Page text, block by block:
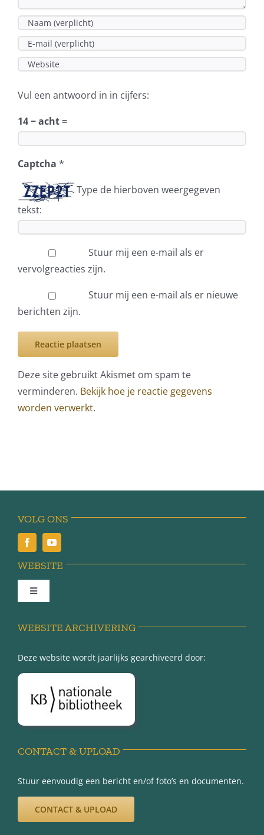
Vul een antwoord in in cijfers:
14 − acht =
Captcha *
Type de hierboven weergegeven
tekst:
Stuur mij een e-mail als er
vervolgreacties zijn.
Stuur mij een e-mail als er nieuwe
berichten zijn.
Deze site gebruikt Akismet om spam te
verminderen. Bekijk hoe je reactie gegevens
worden verwerkt.
VOLG ONS
WEBSITE
Toggle
Over Minnertsga
Disclaimer
WEBSITE ARCHIVERING
Deze website wordt jaarlijks gearchiveerd door:
CONTACT & UPLOAD
Stuur eenvoudig een bericht en/of foto’s en documenten.
CONTACT & UPLOAD